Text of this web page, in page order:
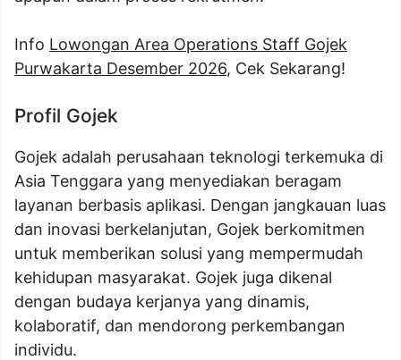
Info Lowongan Area Operations Staff Gojek
Purwakarta Desember 2026, Cek Sekarang!
Profil Gojek
Gojek adalah perusahaan teknologi terkemuka di
Asia Tenggara yang menyediakan beragam
layanan berbasis aplikasi. Dengan jangkauan luas
dan inovasi berkelanjutan, Gojek berkomitmen
untuk memberikan solusi yang mempermudah
kehidupan masyarakat. Gojek juga dikenal
dengan budaya kerjanya yang dinamis,
kolaboratif, dan mendorong perkembangan
individu.